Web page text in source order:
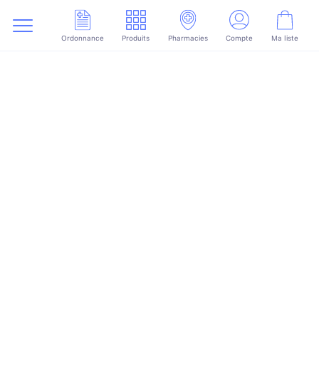
Ordonnance Produits Pharmacies Compte Ma liste